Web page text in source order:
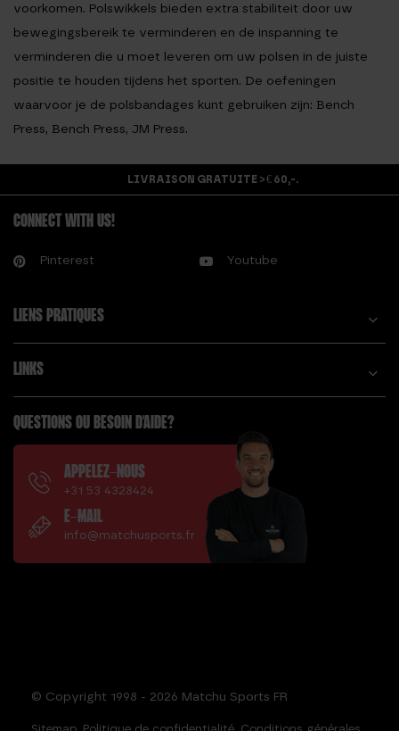
voorkomen. Polswikkels bieden extra stabiliteit door uw
bewegingsbereik te verminderen en de inspanning te
verminderen die u moet leveren om uw polsen in de juiste
positie te houden tijdens het sporten. De oefeningen
waarvoor je de polsbandages kunt gebruiken zijn: Bench
Press, Bench Press, JM Press.
LIVRAISON GRATUITE > € 60,-.
CONNECT WITH US!
Pinterest Youtube
LIENS PRATIQUES
LINKS
QUESTIONS OU BESOIN D'AIDE?
APPELEZ-NOUS
+31 53 4328424
E-MAIL
info@matchusports.fr
© Copyright 1998 - 2026 Matchu Sports FR